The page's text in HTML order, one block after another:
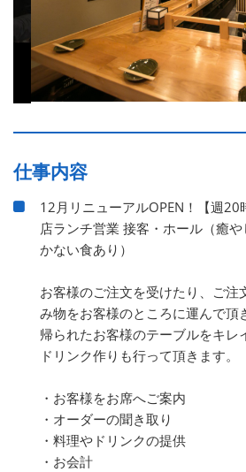
仕事内容
12月リニューアルOPEN！【週20
店ランチ営業 接客・ホール（癒
かない食あり）
お客様のご注文を受けたり、ご注
み物をお客様のところに運んで頂
帰られたお客様のテーブルをキレ
ドリンク作りも行って頂きます。
・お客様をお席へご案内
・オーダーの聞き取り
・料理やドリンクの提供
・お会計